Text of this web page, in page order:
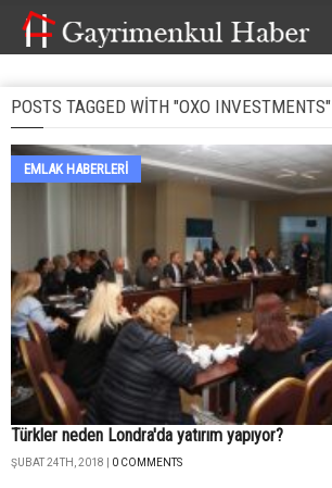
POSTS TAGGED WITH "OXO INVESTMENTS"
EMLAK HABERLERI
Türkler neden Londra'da yatırım yapıyor?
ŞUBAT 24TH, 2018 | 0 COMMENTS